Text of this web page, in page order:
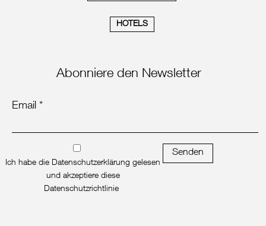
HOTELS
Abonniere den Newsletter
Email *
Ich habe die Datenschutzerklärung gelesen
und akzeptiere diese
Datenschutzrichtlinie
Senden